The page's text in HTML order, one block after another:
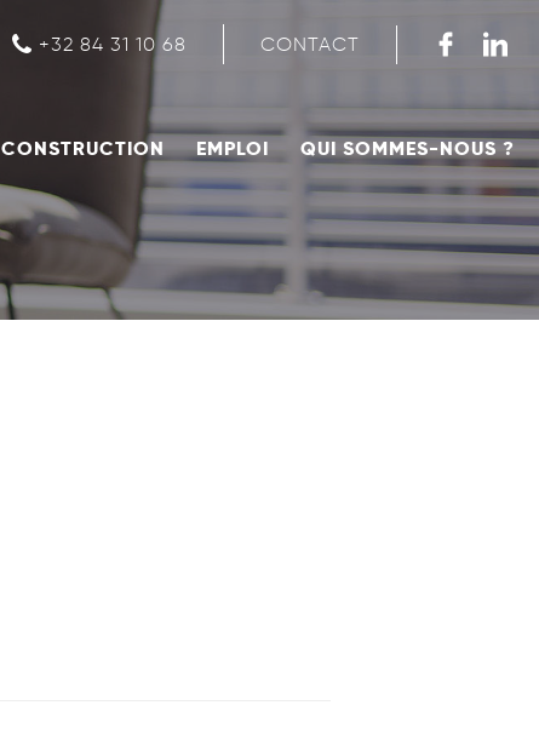
+32 84 31 10 68 CONTACT
CONSTRUCTION EMPLOI QUI SOMMES-NOUS ?